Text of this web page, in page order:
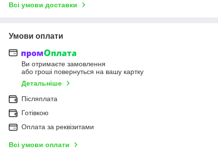
Всі умови доставки
Умови оплати
Ви отримаєте замовлення
або гроші повернуться на вашу картку
Детальніше
Післяплата
Готівкою
Оплата за реквізитами
Всі умови оплати